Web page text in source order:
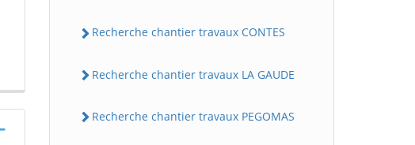
Recherche chantier travaux CONTES
Recherche chantier travaux LA GAUDE
Recherche chantier travaux PEGOMAS